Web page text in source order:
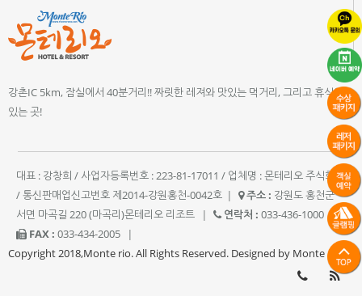
강촌IC 5km, 잠실에서 40분거리!! 짜릿한 레져와 맛있는 먹거리, 그리고 휴식이
있는 곳!
대표 : 강창희 / 사업자등록번호 : 223-81-17011 / 업체명 : 몬테리오 주식회사
/ 통신판매업신고번호 제2014-강원홍천-0042호 | 주소 : 강원도 홍천군
서면 마곡길 220 (마곡리)몬테리오 리조트
| 연락처 : 033-436-1000
|
FAX : 033-434-2005
|
Copyright 2018,Monte rio. All Rights Reserved. Designed by Monte rio.